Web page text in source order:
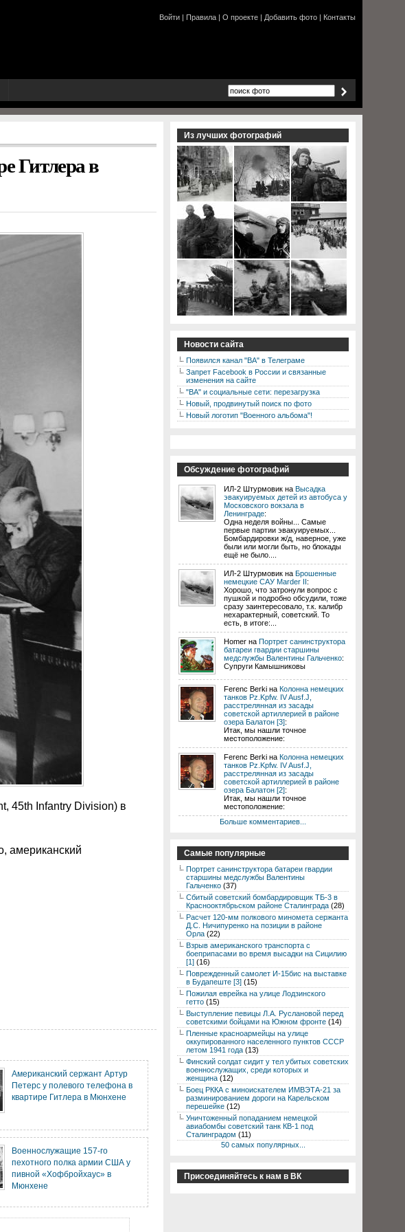
Войти | Правила | О проекте | Добавить фото | Контакты
Гитлера в
45th Infantry Division) в
американский
Американский сержант Артур
Петерс у полевого телефона в
квартире Гитлера в Мюнхене
Военнослужащие 157-го
пехотного полка армии США у
пивной «Хофбройхаус» в
Мюнхене
Из лучших фотографий
Новости сайта
Появился канал "ВА" в Телеграме
Запрет Facebook в России и связанные
изменения на сайте
"ВА" и социальные сети: перезагрузка
Новый, продвинутый поиск по фото
Новый логотип "Военного альбома"!
Обсуждение фотографий
ИЛ-2 Штурмовик на Высадка
эвакуируемых детей из автобуса у
Московского вокзала в
Ленинграде:
Одна неделя войны... Самые
первые партии эвакуируемых...
Бомбардировки ж/д, наверное, уже
были или могли быть, но блокады
ещё не было....
ИЛ-2 Штурмовик на Брошенные
немецкие САУ Marder II:
Хорошо, что затронули вопрос с
пушкой и подробно обсудили, тоже
сразу заинтересовало, т.к. калибр
нехарактерный, советский. То
есть, в итоге:...
Homer на Портрет санинструктора
батареи гвардии старшины
медслужбы Валентины Гальченко:
Супруги Камышниковы
Ferenc Berki на Колонна немецких
танков Pz.Kpfw. IV Ausf.J,
расстрелянная из засады
советской артиллерией в районе
озера Балатон [3]:
Итак, мы нашли точное
местоположение:
Ferenc Berki на Колонна немецких
танков Pz.Kpfw. IV Ausf.J,
расстрелянная из засады
советской артиллерией в районе
озера Балатон [2]:
Итак, мы нашли точное
местоположение:
Больше комментариев...
Самые популярные
Портрет санинструктора батареи гвардии
старшины медслужбы Валентины
Гальченко (37)
Сбитый советский бомбардировщик ТБ-3 в
Краснооктябрьском районе Сталинграда (28)
Расчет 120-мм полкового миномета сержанта
Д.С. Ничипуренко на позиции в районе
Орла (22)
Взрыв американского транспорта с
боеприпасами во время высадки на Сицилию
[1] (16)
Поврежденный самолет И-15бис на выставке
в Будапеште [3] (15)
Пожилая еврейка на улице Лодзинского
гетто (15)
Выступление певицы Л.А. Руслановой перед
советскими бойцами на Южном фронте (14)
Пленные красноармейцы на улице
оккупированного населенного пунктов СССР
летом 1941 года (13)
Финский солдат сидит у тел убитых советских
военнослужащих, среди которых и
женщина (12)
Боец РККА с миноискателем ИМВЭТА-21 за
разминированием дороги на Карельском
перешейке (12)
Уничтоженный попаданием немецкой
авиабомбы советский танк КВ-1 под
Сталинградом (11)
50 самых популярных...
Присоединяйтесь к нам в ВК